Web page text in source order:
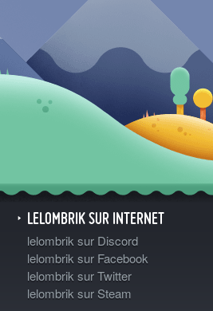
LELOMBRIK SUR INTERNET
lelombrik sur Discord
lelombrik sur Facebook
lelombrik sur Twitter
lelombrik sur Steam